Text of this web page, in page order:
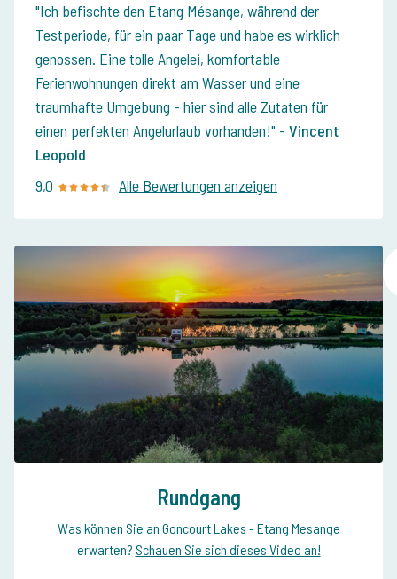
Ich befischte den Etang Mésange, während der
Testperiode, für ein paar Tage und habe es wirklich
genossen. Eine tolle Angelei, komfortable
Ferienwohnungen direkt am Wasser und eine
traumhafte Umgebung - hier sind alle Zutaten für
einen perfekten Angelurlaub vorhanden! - Vincent
Leopold
9,0
Alle Bewertungen anzeigen
Rundgang
Was können Sie an Goncourt Lakes - Etang Mesange
erwarten? Schauen Sie sich dieses Video an!